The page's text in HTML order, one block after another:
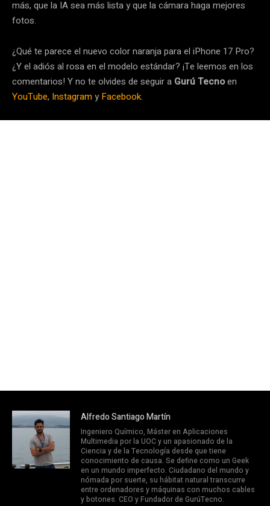
más, que la IA sea más lista y que la cámara haga mejores
fotos.
¿Qué te parece el nuevo color naranja para el iPhone 17 Pro?
¿Y el adiós al rosa en el modelo estándar? ¡Te leemos en los
comentarios! Y no te olvides de seguir a Gurú Tecnoen
YouTube, Instagramy Facebook.
Alfredo Santiago Martín
Ingeniero Químico, Máster en Aplicaciones
Multimedia por la UOC y un apasionado de la
Ciencia y de la Tecnología desde que tiene
conocimiento de causa. Se define como un Geek
en un mundo imperfecto. Ciudadano del mundo y
nómada por suerte, su hábitat natural transcurre
entre ordenadores y máquinas con muchos cables
y botones. CEO y Fundador de GurúTecno.